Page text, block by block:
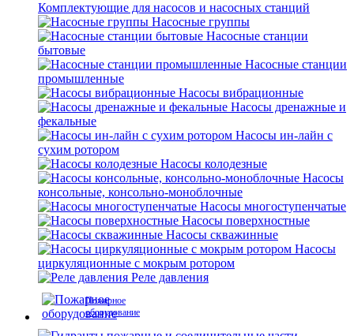
Комплектующие для насосов и насосных станций
Насосные группы
Насосные станции
бытовые
Насосные станции
промышленные
Насосы вибрационные
Насосы дренажные и
фекальные
Насосы ин-лайн с
сухим ротором
Насосы колодезные
Насосы
консольные, консольно-моноблочные
Насосы многоступенчатые
Насосы поверхностные
Насосы скважинные
Насосы
циркуляционные с мокрым ротором
Реле давления
Пожарное
оборудование